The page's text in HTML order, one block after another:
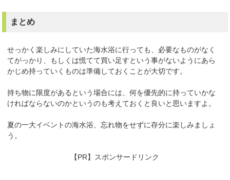
まとめ
せっかく楽しみにしていた海水浴に行っても、必要なものがなく
てがっかり、もしくは慌てて買い足すという事がないようにあら
かじめ持っていくものは準備しておくことが大切です。
持ち物に限度があるという場合には、何を優先的に持っていかな
ければならないのかというのも考えておくと良いと思いますよ。
夏の一大イベントの海水浴、忘れ物をせずに存分に楽しみましょ
う。
【PR】スポンサードリンク